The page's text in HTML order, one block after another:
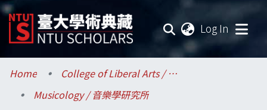
Log In
Communities & Collections
Research Outputs
Home
College of Liberal Arts / 文學院
Musicology / 音樂學研究所